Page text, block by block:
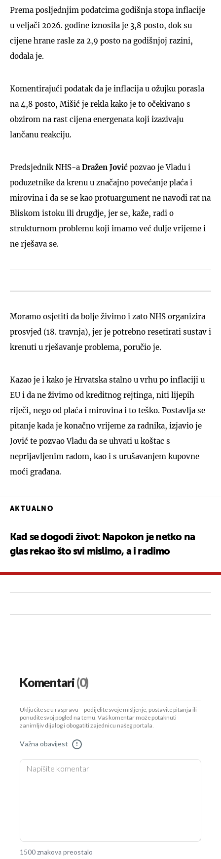
Prema posljednjim podatcima godišnja stopa inflacije
u veljači 2026. godine iznosila je 3,8 posto, dok su
cijene hrane rasle za 2,9 posto na godišnjoj razini,
dodala je.
Komentirajući podatak da je inflacija u ožujku porasla
na 4,8 posto, Mišić je rekla kako je to očekivano s
obzirom na rast cijena energenata koji izazivaju
lančanu reakciju.
Predsjednik NHS-a Dražen Jović pozvao je Vladu i
poduzetnike da krenu u značajno povećanje plaća i
mirovina i da se se kao protuargument ne navodi rat na
Bliskom istoku ili drugdje, jer se, kaže, radi o
strukturnom problemu koji imamo već dulje vrijeme i
ne rješava se.
Moramo osjetiti da bolje živimo i zato NHS organizira
prosvjed (18. travnja), jer je potrebno resetirati sustav i
krenuti u rješavanje problema, poručio je.
Kazao je i kako je Hrvatska stalno u vrhu po inflaciji u
EU i da ne živimo od kreditnog rejtinga, niti lijepih
riječi, nego od plaća i mirovina i to teško. Postavlja se
pitanje kada je konačno vrijeme za radnika, izjavio je
Jović te pozvao Vladu da se uhvati u koštac s
neprijavljenim radom, kao i s urušavanjem kupovne
moći građana.
AKTUALNO
Kad se dogodi život: Napokon je netko na
glas rekao što svi mislimo, a i radimo
Komentari(0)
Uključite se u raspravu – podijelite svoje mišljenje, postavite pitanja ili
ponudite svoj pogled na temu. Vaš komentar može potaknuti
zanimljiv dijalog i obogatiti zajednicu našeg portala.
Važna obavijest !
1500 znakova preostalo